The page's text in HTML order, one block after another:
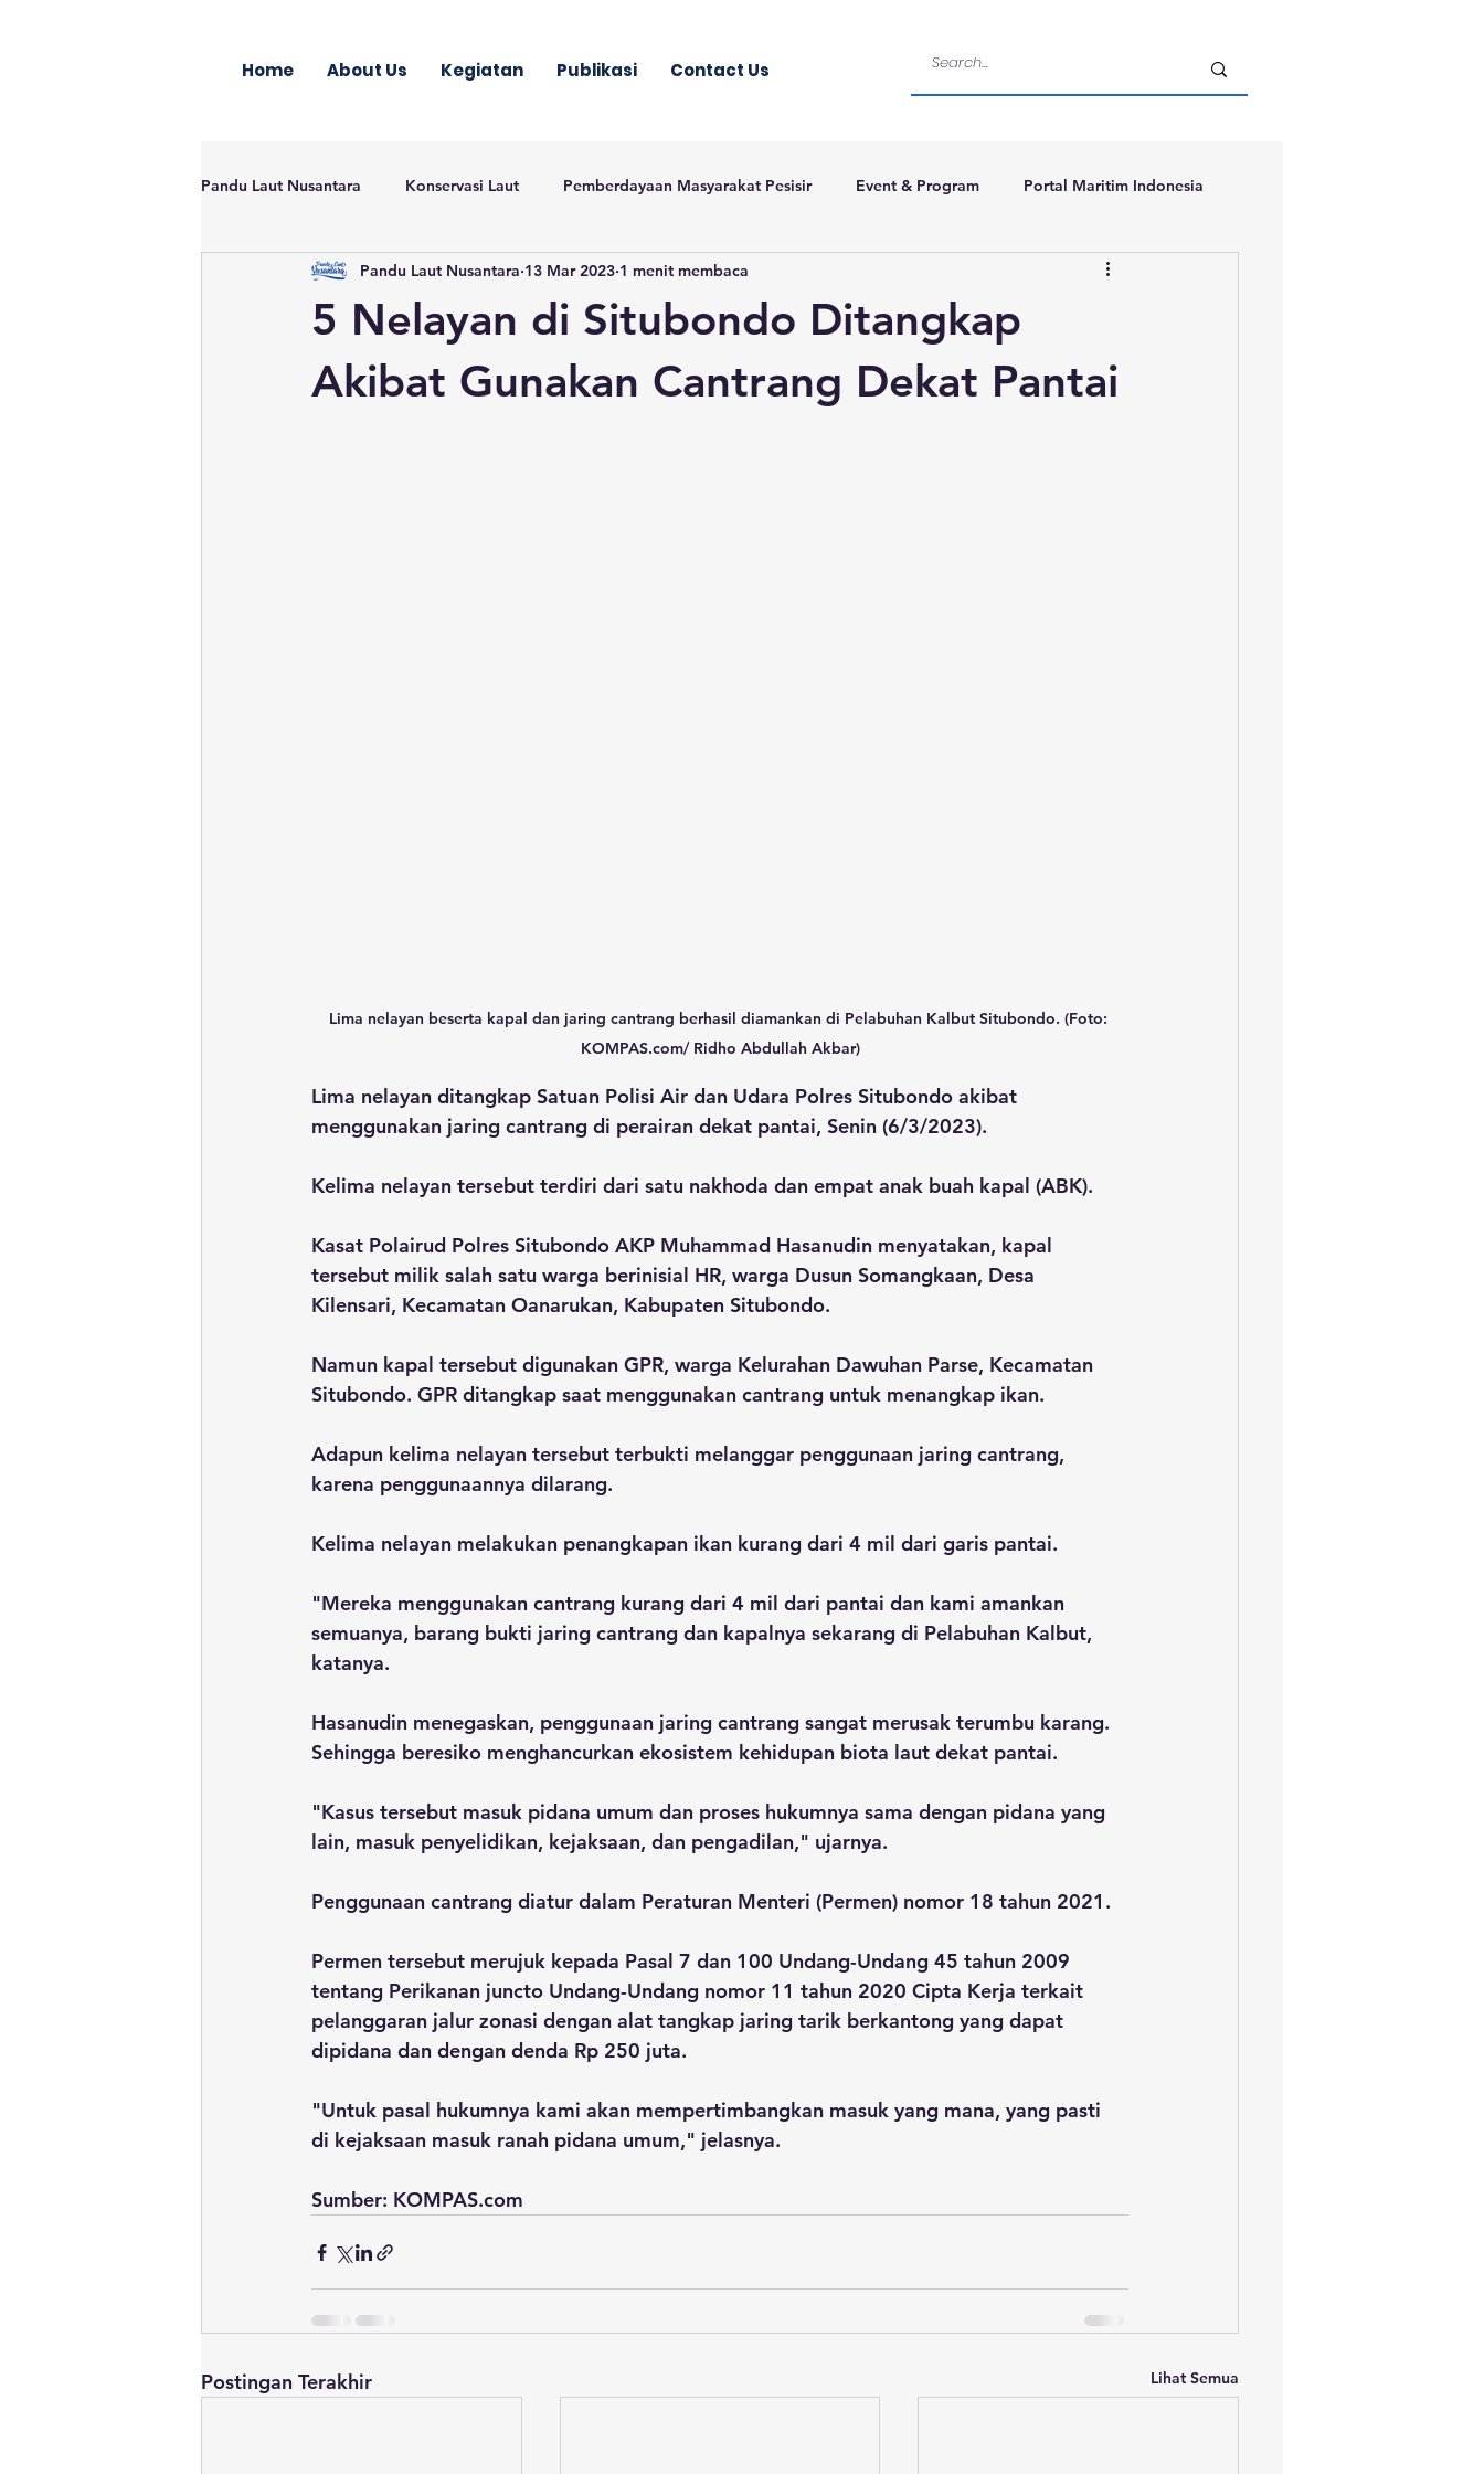
Home About Us Kegiatan Publikasi Contact Us
Pandu Laut Nusantara Konservasi Laut Pemberdayaan Masyarakat Pesisir Event & Program Portal Maritim Indonesia
5 Nelayan di Situbondo Ditangkap
Akibat Gunakan Cantrang Dekat Pantai
Pandu Laut Nusantara 13 Mar 2023 1 menit membaca
Lima nelayan beserta kapal dan jaring cantrang berhasil diamankan di Pelabuhan Kalbut Situbondo. (Foto:
KOMPAS.com/ Ridho Abdullah Akbar)
Lima nelayan ditangkap Satuan Polisi Air dan Udara Polres Situbondo akibat
menggunakan jaring cantrang di perairan dekat pantai, Senin (6/3/2023).
Kelima nelayan tersebut terdiri dari satu nakhoda dan empat anak buah kapal (ABK).
Kasat Polairud Polres Situbondo AKP Muhammad Hasanudin menyatakan, kapal
tersebut milik salah satu warga berinisial HR, warga Dusun Somangkaan, Desa
Kilensari, Kecamatan Oanarukan, Kabupaten Situbondo.
Namun kapal tersebut digunakan GPR, warga Kelurahan Dawuhan Parse, Kecamatan
Situbondo. GPR ditangkap saat menggunakan cantrang untuk menangkap ikan.
Adapun kelima nelayan tersebut terbukti melanggar penggunaan jaring cantrang,
karena penggunaannya dilarang.
Kelima nelayan melakukan penangkapan ikan kurang dari 4 mil dari garis pantai.
"Mereka menggunakan cantrang kurang dari 4 mil dari pantai dan kami amankan
semuanya, barang bukti jaring cantrang dan kapalnya sekarang di Pelabuhan Kalbut,
katanya.
Hasanudin menegaskan, penggunaan jaring cantrang sangat merusak terumbu karang.
Sehingga beresiko menghancurkan ekosistem kehidupan biota laut dekat pantai.
"Kasus tersebut masuk pidana umum dan proses hukumnya sama dengan pidana yang
lain, masuk penyelidikan, kejaksaan, dan pengadilan," ujarnya.
Penggunaan cantrang diatur dalam Peraturan Menteri (Permen) nomor 18 tahun 2021.
Permen tersebut merujuk kepada Pasal 7 dan 100 Undang-Undang 45 tahun 2009
tentang Perikanan juncto Undang-Undang nomor 11 tahun 2020 Cipta Kerja terkait
pelanggaran jalur zonasi dengan alat tangkap jaring tarik berkantong yang dapat
dipidana dan dengan denda Rp 250 juta.
"Untuk pasal hukumnya kami akan mempertimbangkan masuk yang mana, yang pasti
di kejaksaan masuk ranah pidana umum," jelasnya.
Sumber: KOMPAS.com
Postingan Terakhir Lihat Semua